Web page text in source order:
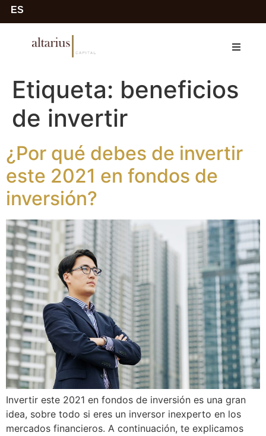
ES
Etiqueta: beneficios
de invertir
¿Por qué debes de invertir
este 2021 en fondos de
inversión?
Invertir este 2021 en fondos de inversión es una gran
idea, sobre todo si eres un inversor inexperto en los
mercados financieros. A continuación, te explicamos